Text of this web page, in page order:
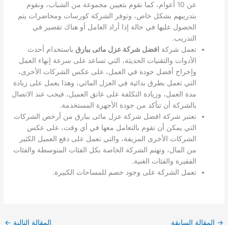
عن 10 أعوام، كما نقوم بتعيين مجموعة من الشباب، ونقوم
بتدريبهم بشكل خاص، وتوفر الشركة كورسات ومحاضرات يتم
الحصول عليها في حالة إذا أراد العامل أو هناك تقصير في
التدريب.
تعمل شركة افضل شركة عزل مائى ببارق باستخدام أحدث
الأدوات والتقنيات الحديثة، التي تساعد على سرعة إنهاء العمل
وإخراج أفضل جودة في العمل، على عكس الشركات الأخرى،
التي تعمل بطرق بدائية في العزل المائي، وهذا يعمل على زيادة
مدة العمل، وزيادة التكلفة على عاتق العميل، فيجب عند الاتصال
بالشركة أن تتأكد من جودة الأجهزة المستخدمة.
تعتبر شركة افضل شركة عزل مائى ببارق من أرخص الشركات
التي يمكن أن تقوم بالتعامل معها في أي وقت، على عكس
الشركات الأخرى المزيفة، والتي تعمل على دفع العميل الكثير
من المال، وتهتم الشركة الخاصة بكل الفئات المتوسطة والفئات
الفقيرة والفئات الغنية.
تعمل الشركة على وجود خصم للمساحات الكبيرة.
→ المقالة السابقة المقالة التالية ←